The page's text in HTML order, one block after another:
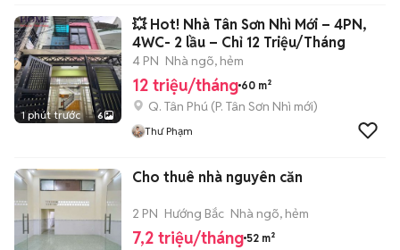
1 phút trước 6
💥 Hot! Nhà Tân Sơn Nhì Mới – 4PN,
4WC- 2 lầu – Chỉ 12 Triệu/Tháng
4 PN Nhà ngõ, hẻm
12 triệu/tháng 60 m²
Q. Tân Phú (P. Tân Sơn Nhì mới)
Thư Phạm
Cho thuê nhà nguyên căn
2 PN Hướng Bắc Nhà ngõ, hẻm
7,2 triệu/tháng 52 m²